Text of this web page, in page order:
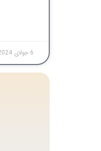
6 جولای 2024